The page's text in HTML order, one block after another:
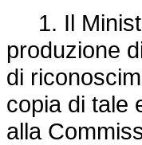
1. Il
produzione
di
copia di tale
alla